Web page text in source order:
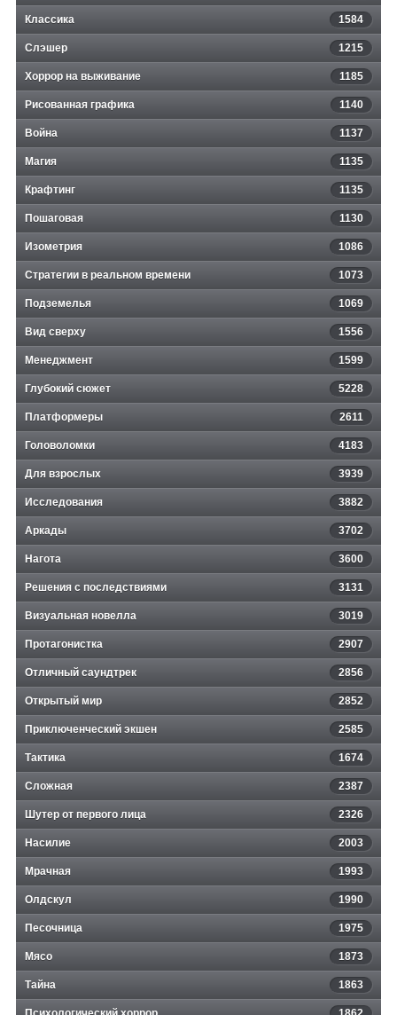
Классика 1584
Слэшер 1215
Хоррор на выживание 1185
Рисованная графика 1140
Война 1137
Магия 1135
Крафтинг 1135
Пошаговая 1130
Изометрия 1086
Стратегии в реальном времени 1073
Подземелья 1069
Вид сверху 1556
Менеджмент 1599
Глубокий сюжет 5228
Платформеры 2611
Головоломки 4183
Для взрослых 3939
Исследования 3882
Аркады 3702
Нагота 3600
Решения с последствиями 3131
Визуальная новелла 3019
Протагонистка 2907
Отличный саундтрек 2856
Открытый мир 2852
Приключенческий экшен 2585
Тактика 1674
Сложная 2387
Шутер от первого лица 2326
Насилие 2003
Мрачная 1993
Олдскул 1990
Песочница 1975
Мясо 1873
Тайна 1863